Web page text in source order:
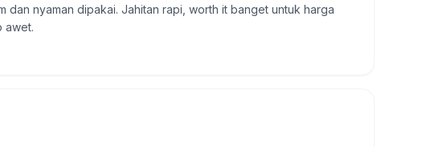
dan nyaman dipakai. Jahitan rapi, worth it banget untuk harga
awet.